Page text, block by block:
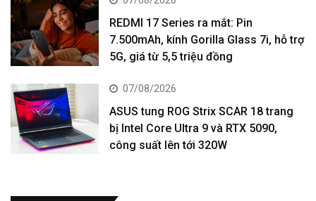
REDMI 17 Series ra mắt: Pin
7.500mAh, kính Gorilla Glass 7i, hỗ trợ
5G, giá từ 5,5 triệu đồng
07/08/2026
ASUS tung ROG Strix SCAR 18 trang
bị Intel Core Ultra 9 và RTX 5090,
công suất lên tới 320W